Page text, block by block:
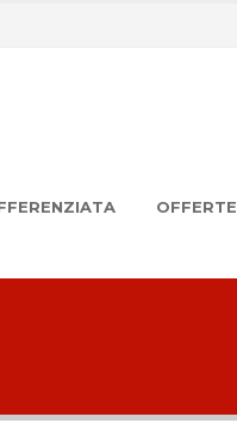
OFFERTE